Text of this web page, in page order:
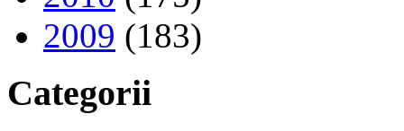
2009 (183)
Categorii